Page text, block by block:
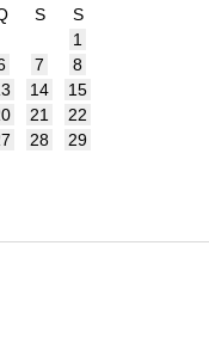
S
S
1
7
8
14
15
21
22
28
29